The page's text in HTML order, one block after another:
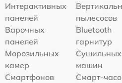
Интерактивных
панелей
пылесосов
Варочных
панелей
Bluetooth
гарнитур
Морозильных
камер
Сушильных
машин
Смартфонов
Смарт-